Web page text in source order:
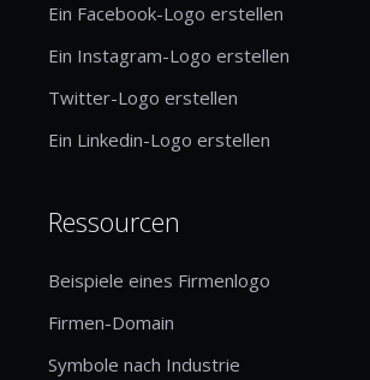
Ein Facebook-Logo erstellen
Ein Instagram-Logo erstellen
Twitter-Logo erstellen
Ein Linkedin-Logo erstellen
Ressourcen
Beispiele eines Firmenlogo
Firmen-Domain
Symbole nach Industrie